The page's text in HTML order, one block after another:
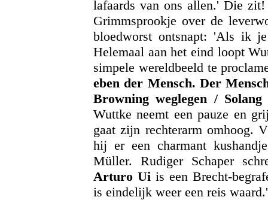
lafaards van ons allen.' Die
Grimmsprookje over de
bloedworst ontsnapt: 'Als ik
Helemaal aan het eind loopt
simpele wereldbeeld te
eben der Mensch. Der
Browning weglegen /
Wuttke neemt een pauze en
gaat zijn rechterarm omhoog.
hij er een charmant
Müller. Rudiger Schaper
Arturo Ui is een Brecht-
is eindelijk weer een reis waard.'